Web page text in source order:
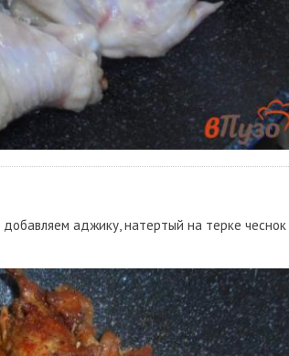
аджику, натертый на терке